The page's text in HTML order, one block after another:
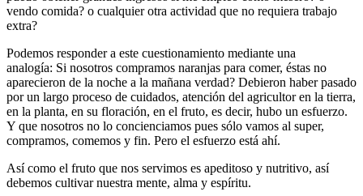
vendo comida? o cualquier otra actividad que no requiera trabajo
extra?
Podemos responder a este cuestionamiento mediante una
analogía: Si nosotros compramos naranjas para comer, éstas no
aparecieron de la noche a la mañana verdad? Debieron haber pasado
por un largo proceso de cuidados, atención del agricultor en la tierra,
en la planta, en su floración, en el fruto, es decir, hubo un esfuerzo.
Y que nosotros no lo concienciamos pues sólo vamos al super,
compramos, comemos y fin. Pero el esfuerzo está ahí.
Así como el fruto que nos servimos es apeditoso y nutritivo, así
debemos cultivar nuestra mente, alma y espíritu.